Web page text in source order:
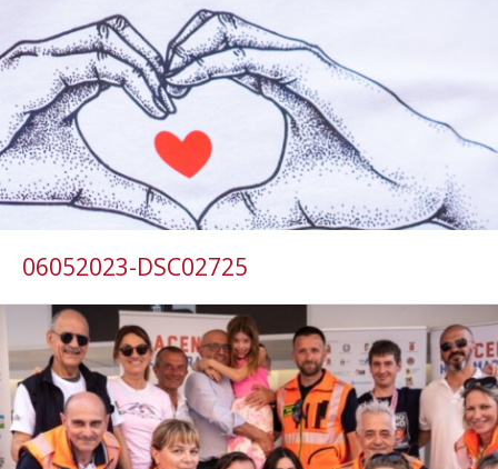
06052023-DSC02725